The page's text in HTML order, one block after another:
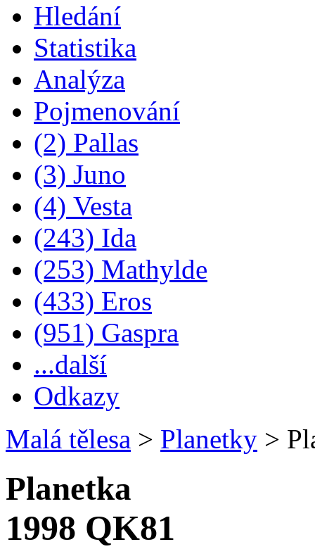
Hledání
Statistika
Analýza
Pojmenování
(2) Pallas
(3) Juno
(4) Vesta
(243) Ida
(253) Mathylde
(433) Eros
(951) Gaspra
...další
Odkazy
Malá tělesa > Planetky >
Planetka
1998 QK81